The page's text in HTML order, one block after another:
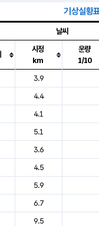
기상실황
점, 날씨, 기온, 강수, 바
날씨
시정
km
운량
1/10
3.9
4.4
4.1
5.1
3.6
4.5
5.9
6.7
9.5